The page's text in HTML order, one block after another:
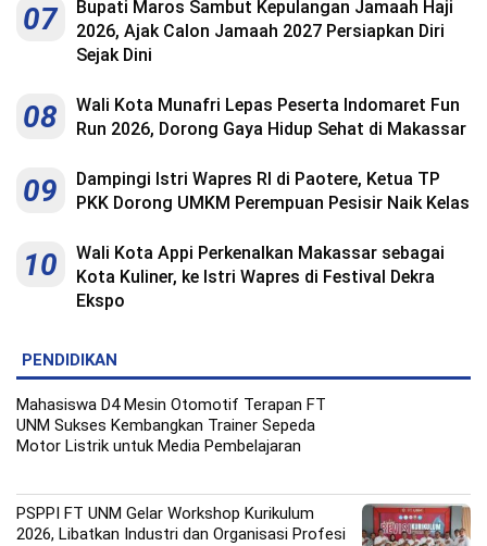
07
Bupati Maros Sambut Kepulangan Jamaah Haji
2026, Ajak Calon Jamaah 2027 Persiapkan Diri
Sejak Dini
08
Wali Kota Munafri Lepas Peserta Indomaret Fun
Run 2026, Dorong Gaya Hidup Sehat di Makassar
09
Dampingi Istri Wapres RI di Paotere, Ketua TP
PKK Dorong UMKM Perempuan Pesisir Naik Kelas
10
Wali Kota Appi Perkenalkan Makassar sebagai
Kota Kuliner, ke Istri Wapres di Festival Dekra
Ekspo
PENDIDIKAN
Mahasiswa D4 Mesin Otomotif Terapan FT
UNM Sukses Kembangkan Trainer Sepeda
Motor Listrik untuk Media Pembelajaran
PSPPI FT UNM Gelar Workshop Kurikulum
2026, Libatkan Industri dan Organisasi Profesi